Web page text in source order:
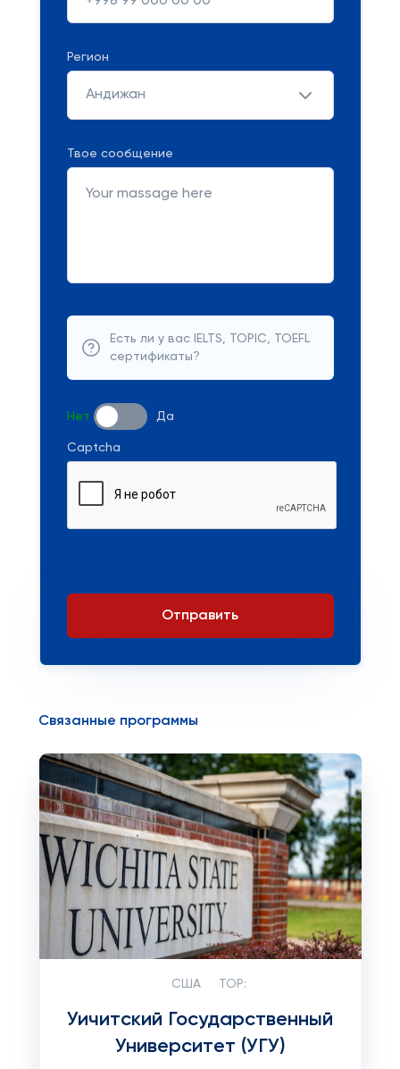
Регион
Андижан
Твое сообщение
Есть ли у вас IELTS, TOPIC, TOEFL
сертификаты?
Нет Да
Captcha
Отправить
Связанные программы
США TOP:
Уичитский Государственный
Университет (УГУ)